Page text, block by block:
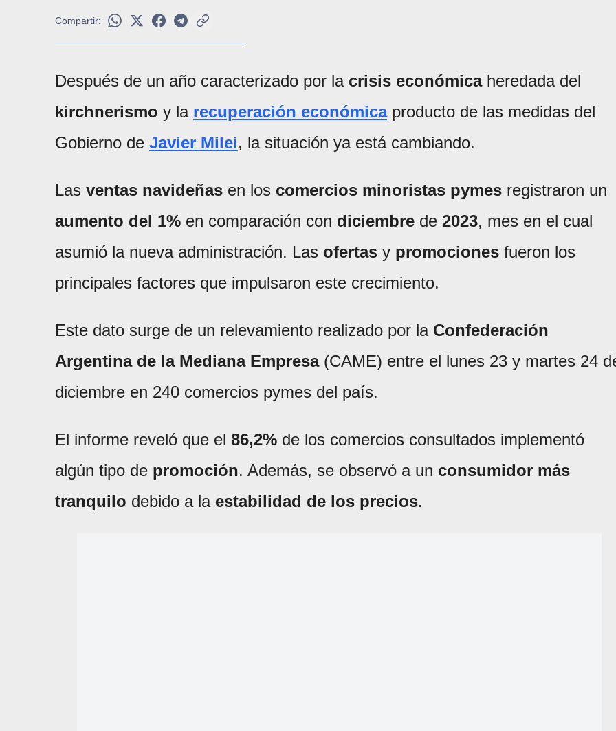
Compartir:
Después de un año caracterizado por la crisis económicaheredada del
kirchnerismo y la recuperación económicaproducto de las medidas del
Gobierno de Javier Milei, la situación ya está cambiando.
Las ventas navideñas en los comercios minoristas pymes registraron un
aumento del 1% en comparación con diciembre de 2023, mes en el cual
asumió la nueva administración. Las ofertas y promociones fueron los
principales factores que impulsaron este crecimiento.
Este dato surge de un relevamiento realizado por la Confederación
Argentina de la Mediana Empresa(CAME) entre el lunes 23 y martes 24
diciembre en 240 comercios pymes del país.
El informe reveló que el 86,2% de los comercios consultados implementó
algún tipo de promoción. Además, se observó a un consumidor más
tranquilo debido a la estabilidad de los precios.